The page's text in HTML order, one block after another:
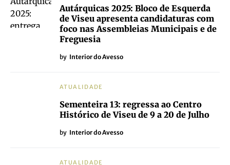
Autárquicas 2025: Bloco de Esquerda
de Viseu apresenta candidaturas com
foco nas Assembleias Municipais e de
Freguesia
by Interior do Avesso
ATUALIDADE
Sementeira 13: regressa ao Centro
Histórico de Viseu de 9 a 20 de Julho
by Interior do Avesso
ATUALIDADE